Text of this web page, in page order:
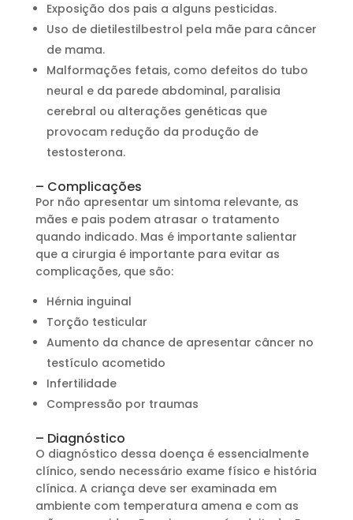
Exposição dos pais a alguns pesticidas.
Uso de dietilestilbestrol pela mãe para câncer
de mama.
Malformações fetais, como defeitos do tubo
neural e da parede abdominal, paralisia
cerebral ou alterações genéticas que
provocam redução da produção de
testosterona.
– Complicações
Por não apresentar um sintoma relevante, as
mães e pais podem atrasar o tratamento
quando indicado. Mas é importante salientar
que a cirurgia é importante para evitar as
complicações, que são:
Hérnia inguinal
Torção testicular
Aumento da chance de apresentar câncer no
testículo acometido
Infertilidade
Compressão por traumas
– Diagnóstico
O diagnóstico dessa doença é essencialmente
clínico, sendo necessário exame físico e história
clínica. A criança deve ser examinada em
ambiente com temperatura amena e com as